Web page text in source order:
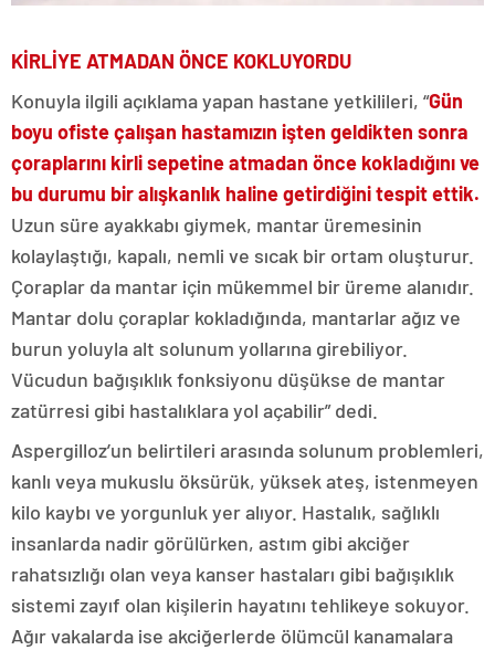
KİRLİYE ATMADAN ÖNCE KOKLUYORDU
Konuyla ilgili açıklama yapan hastane yetkilileri, “Gün
boyu ofiste çalışan hastamızın işten geldikten sonra
çoraplarını kirli sepetine atmadan önce kokladığını ve
bu durumu bir alışkanlık haline getirdiğini tespit ettik.
Uzun süre ayakkabı giymek, mantar üremesinin
kolaylaştığı, kapalı, nemli ve sıcak bir ortam oluşturur.
Çoraplar da mantar için mükemmel bir üreme alanıdır.
Mantar dolu çoraplar kokladığında, mantarlar ağız ve
burun yoluyla alt solunum yollarına girebiliyor.
Vücudun bağışıklık fonksiyonu düşükse de mantar
zatürresi gibi hastalıklara yol açabilir” dedi.
Aspergilloz’un belirtileri arasında solunum problemleri,
kanlı veya mukuslu öksürük, yüksek ateş, istenmeyen
kilo kaybı ve yorgunluk yer alıyor. Hastalık, sağlıklı
insanlarda nadir görülürken, astım gibi akciğer
rahatsızlığı olan veya kanser hastaları gibi bağışıklık
sistemi zayıf olan kişilerin hayatını tehlikeye sokuyor.
Ağır vakalarda ise akciğerlerde ölümcül kanamalara